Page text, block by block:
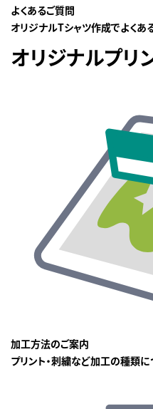
よくあるご質問
オリジナルTシャツ作成でよくあ
オリジナルプリ
加工方法のご案内
プリント・刺繍など加工の種類に